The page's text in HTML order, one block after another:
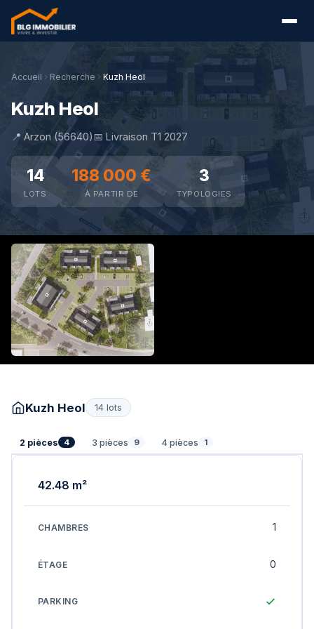
Accueil Recherche Kuzh Heol
Kuzh Heol
📍 Arzon (56640)📅 Livraison T1 2027
14
LOTS
188 000 €
À PARTIR DE
3
TYPOLOGIES
Kuzh Heol 14 lots
2 pièces 4 3 pièces 9 4 pièces 1
42.48 m²
1
0